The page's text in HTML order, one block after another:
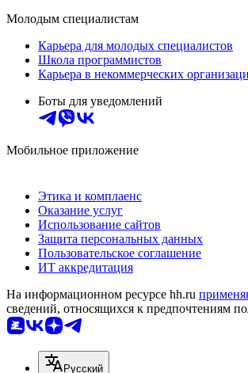
Молодым специалистам
Карьера для молодых специалистов
Школа программистов
Карьера в некоммерческих
Боты для уведомлений
Мобильное приложение
Этика и комплаенс
Оказание услуг
Использование сайтов
Защита персональных данных
Пользовательское соглашение
ИТ аккредитация
На информационном ресурсе hh.ru
сведений, относящихся к предпочтениям
Русский